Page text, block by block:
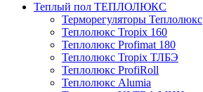
Теплый пол ТЕПЛОЛЮКС
Терморегуляторы Теплолюкс
Теплолюкс Tropix 160
Теплолюкс Profimat 180
Теплолюкс Tropix ТЛБЭ
Теплолюкс ProfiRoll
Теплолюкс Alumia